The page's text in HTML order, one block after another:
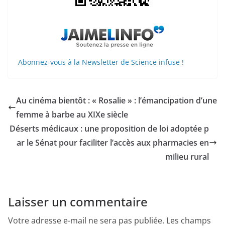
Abonnez-vous à la Newsletter de Science infuse !
Au cinéma bientôt : « Rosalie » : l’émancipation d’une
femme à barbe au XIXe siècle
Déserts médicaux : une proposition de loi adoptée p
ar le Sénat pour faciliter l’accès aux pharmacies en
milieu rural
Laisser un commentaire
Votre adresse e-mail ne sera pas publiée. Les champs